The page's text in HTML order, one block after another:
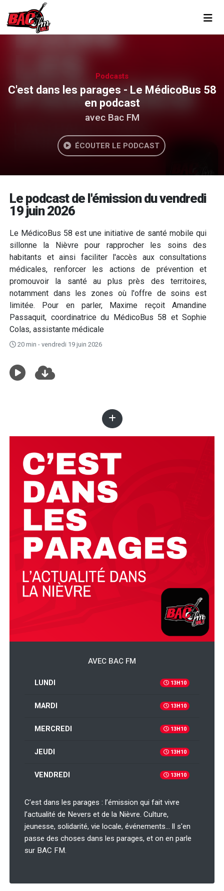
Podcasts
C'est dans les parages - Le MédicoBus 58
en podcast
avec Bac FM
ÉCOUTER LE PODCAST
Le podcast de l'émission du vendredi
19 juin 2026
Le MédicoBus 58 est une initiative de santé mobile qui
sillonne la Nièvre pour rapprocher les soins des
habitants et ainsi faciliter l'accès aux consultations
médicales, renforcer les actions de prévention et
promouvoir la santé au plus près des territoires,
notamment dans les zones où l'offre de soins est
limitée. Pour en parler, Maxime reçoit Amandine
Passaquit, coordinatrice du MédicoBus 58 et Sophie
Colas, assistante médicale
20 min - vendredi 19 juin 2026
AVEC BAC FM
LUNDI 13H10
MARDI 13H10
MERCREDI 13H10
JEUDI 13H10
VENDREDI 13H10
C’est dans les parages : l’émission qui fait vivre
l’actualité de Nevers et de la Nièvre. Culture,
jeunesse, solidarité, vie locale, événements… ll s'en
passe des choses dans les parages, et on en parle
sur BAC FM.